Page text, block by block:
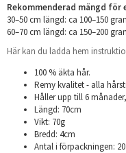
Rekommenderad mängd för
30–50 cm längd: ca 100–150
60–70 cm längd: ca 150–200
Här kan du ladda hem
100 % äkta hår.
Remy kvalitet - alla
Håller upp till 6
Längd: 70cm
Vikt: 70g
Bredd: 4cm
Antal i förpackningen: